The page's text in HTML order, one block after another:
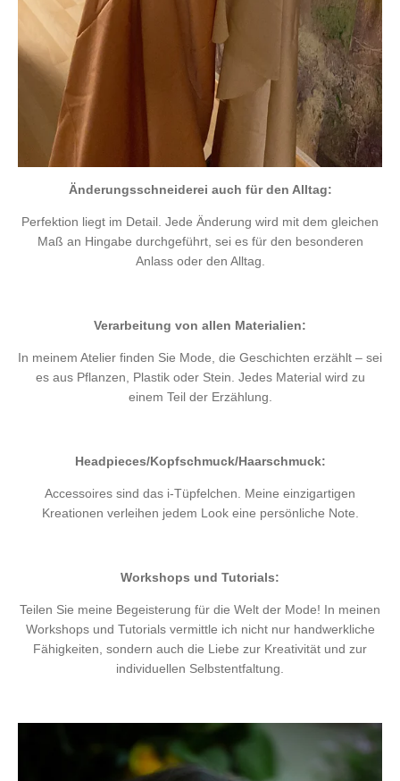
Änderungsschneiderei auch für den Alltag:
Perfektion liegt im Detail. Jede Änderung wird mit dem gleichen
Maß an Hingabe durchgeführt, sei es für den besonderen
Anlass oder den Alltag.
Verarbeitung von allen Materialien:
In meinem Atelier finden Sie Mode, die Geschichten erzählt – sei
es aus Pflanzen, Plastik oder Stein. Jedes Material wird zu
einem Teil der Erzählung.
Headpieces/Kopfschmuck/Haarschmuck:
Accessoires sind das i-Tüpfelchen. Meine einzigartigen
Kreationen verleihen jedem Look eine persönliche Note.
Workshops und Tutorials:
Teilen Sie meine Begeisterung für die Welt der Mode! In meinen
Workshops und Tutorials vermittle ich nicht nur handwerkliche
Fähigkeiten, sondern auch die Liebe zur Kreativität und zur
individuellen Selbstentfaltung.